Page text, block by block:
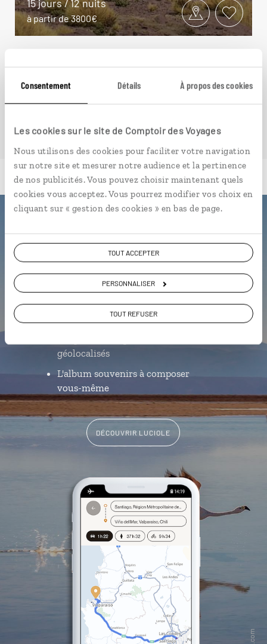
Consentement Détails À propos des cookies
Les cookies sur le site de Comptoir des Voyages
Nous utilisons des cookies pour faciliter votre navigation
sur notre site et mesurer notre audience et la pertinence
de nos publicités. Vous pouvez choisir maintenant quels
cookies vous acceptez. Vous pourrez modifier vos choix en
cliquant sur « gestion des cookies » en bas de page.
TOUT ACCEPTER
PERSONNALISER
TOUT REFUSER
15 jours / 12 nuits
à partir de 3800€
Luciole,
l'appli qui vous guide au Chili
L’itinéraire vers votre lodge en 1
Notre sélection de vignobles
géolocalisés
L'album souvenirs à composer
vous-même
DÉCOUVRIR LUCIOLE